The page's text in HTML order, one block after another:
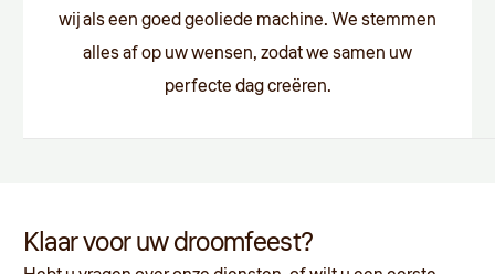
wij als een goed geoliede machine. We stemmen
alles af op uw wensen, zodat we samen uw
perfecte dag creëren.
Klaar voor uw droomfeest?